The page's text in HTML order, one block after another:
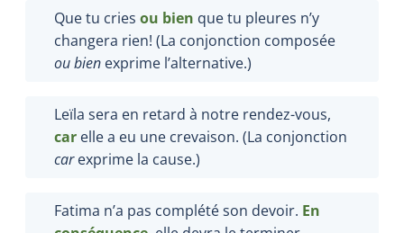
Que tu cries ou bien que tu pleures n’y
changera rien! (La conjonction composée
oubien exprime l’alternative.)
Leïla sera en retard à notre rendez-vous,
car elle a eu une crevaison. (La conjonction
carexprime la cause.)
Fatima n’a pas complété son devoir. En